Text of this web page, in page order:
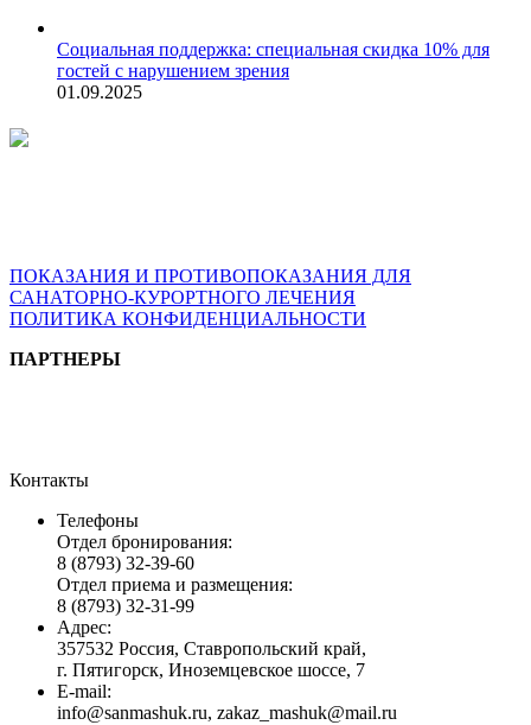
Социальная поддержка: специальная скидка 10% для
гостей с нарушением зрения
01.09.2025
ПОКАЗАНИЯ И ПРОТИВОПОКАЗАНИЯ ДЛЯ
САНАТОРНО-КУРОРТНОГО ЛЕЧЕНИЯ
ПОЛИТИКА КОНФИДЕНЦИАЛЬНОСТИ
ПАРТНЕРЫ
Контакты
Телефоны
Отдел бронирования:
8 (8793) 32-39-60
Отдел приема и размещения:
8 (8793) 32-31-99
Адрес:
357532 Россия, Ставропольский край,
г. Пятигорск, Иноземцевское шоссе, 7
E-mail:
info@sanmashuk.ru, zakaz_mashuk@mail.ru